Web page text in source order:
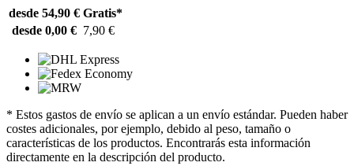
desde 54,90 € Gratis*
desde 0,00 € 7,90 €
* Estos gastos de envío se aplican a un envío estándar. Pueden haber
costes adicionales, por ejemplo, debido al peso, tamaño o
características de los productos. Encontrarás esta información
directamente en la descripción del producto.